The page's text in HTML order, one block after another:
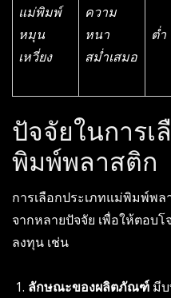
แม่พิมพ์
หมุน
เหวี่ยง
ความ
หนา
สม่ำเสมอ
ต่ำ
ปัจจัยในการเ
พิมพ์พลาสติก
การเลือกประเภทแม่พิมพ์พ
จากหลายปัจจัย เพื่อให้ตอบ
ลงทุน เช่น
ลักษณะของผลิตภัณฑ์ มี